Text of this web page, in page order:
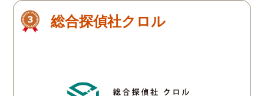
決断しました。 私一人では
解決できなかったので、協
した。定期的に探偵にも
頼をしており、これで夫
総合探偵社クロル